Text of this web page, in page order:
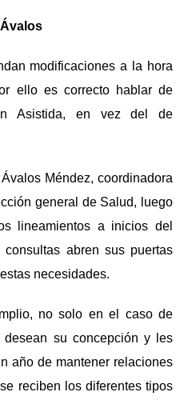
modificaciones a la hora
ello es correcto hablar de
Asistida, en vez del de
Méndez, coordinadora
general de Salud, luego
lineamientos a inicios del
abren sus puertas
necesidades.
no solo en el caso de
desean su concepción y les
año de mantener relaciones
reciben los diferentes tipos